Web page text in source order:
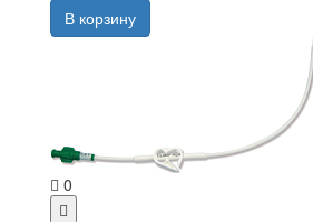
В корзину
0